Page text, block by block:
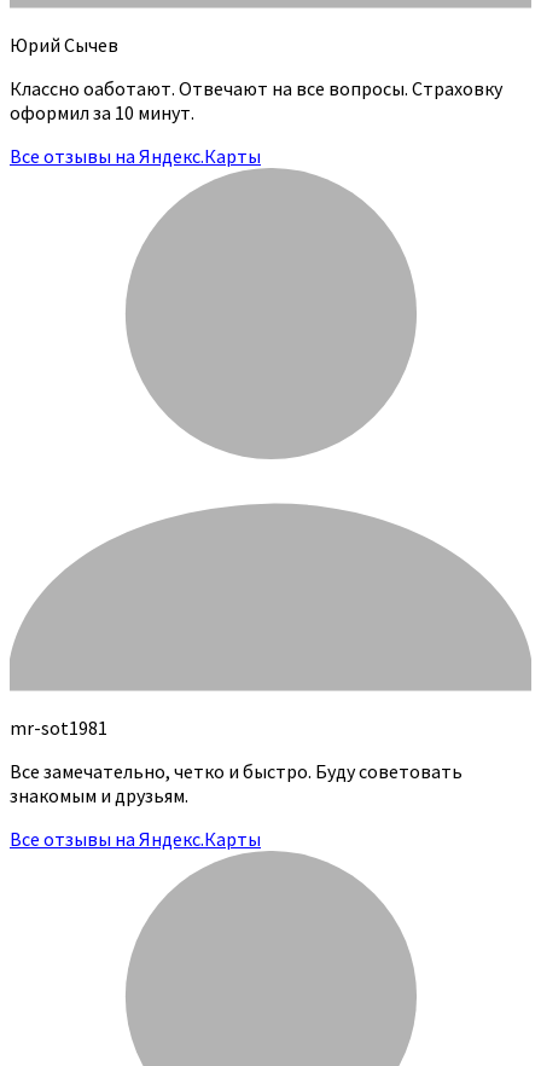
Юрий Сычев
Классно оаботают. Отвечают на все вопросы. Страховку
оформил за 10 минут.
Все отзывы на Яндекс.Карты
mr-sot1981
Все замечательно, четко и быстро. Буду советовать
знакомым и друзьям.
Все отзывы на Яндекс.Карты